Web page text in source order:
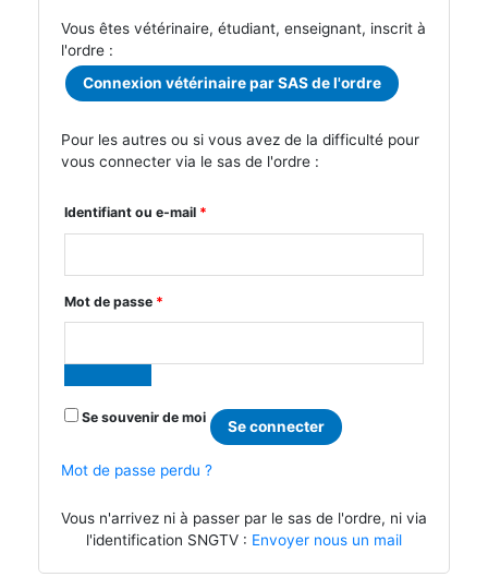
Vous êtes vétérinaire, étudiant, enseignant, inscrit à
l'ordre :
Connexion vétérinaire par SAS de l'ordre
Pour les autres ou si vous avez de la difficulté pour
vous connecter via le sas de l'ordre :
Identifiant ou e-mail *
Mot de passe *
Se souvenir de moi
Se connecter
Mot de passe perdu ?
Vous n'arrivez ni à passer par le sas de l'ordre, ni via
l'identification SNGTV : Envoyer nous un mail